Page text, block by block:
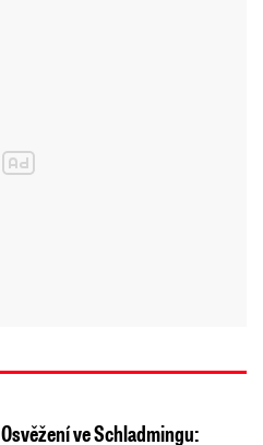
Osvěžení ve Schladmingu: